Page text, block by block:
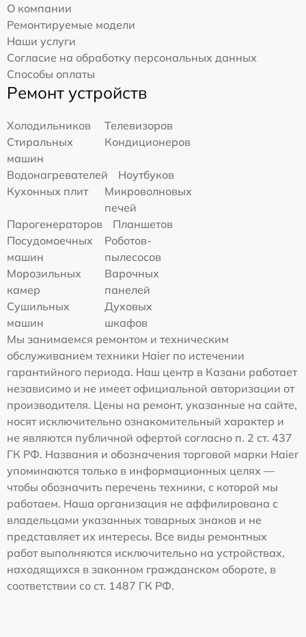
О компании
Ремонтируемые модели
Наши услуги
Согласие на обработку персональных данных
Способы оплаты
Ремонт устройств
Холодильников
Телевизоров
Стиральных
машин
Кондиционеров
Водонагревателей
Ноутбуков
Кухонных плит
Микроволновых
печей
Парогенераторов
Планшетов
Посудомоечных
машин
Роботов-
пылесосов
Морозильных
камер
Варочных
панелей
Сушильных
машин
Духовых
шкафов
Мы занимаемся ремонтом и техническим
обслуживанием техники Haier по истечении
гарантийного периода. Наш центр в Казани работает
независимо и не имеет официальной авторизации от
производителя. Цены на ремонт, указанные на сайте,
носят исключительно ознакомительный характер и
не являются публичной офертой согласно п. 2 ст. 437
ГК РФ. Названия и обозначения торговой марки Haier
упоминаются только в информационных целях —
чтобы обозначить перечень техники, с которой мы
работаем. Наша организация не аффилирована с
владельцами указанных товарных знаков и не
представляет их интересы. Все виды ремонтных
работ выполняются исключительно на устройствах,
находящихся в законном гражданском обороте, в
соответствии со ст. 1487 ГК РФ.